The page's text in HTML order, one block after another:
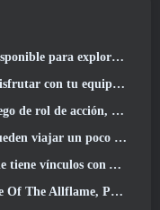
RuneScape de la vieja escuela
con tu equipo (2026)
doncella guardiana
en el tiempo... como regalo
que lo agregarán a Guild Wars 2
varios cambios según los comentarios